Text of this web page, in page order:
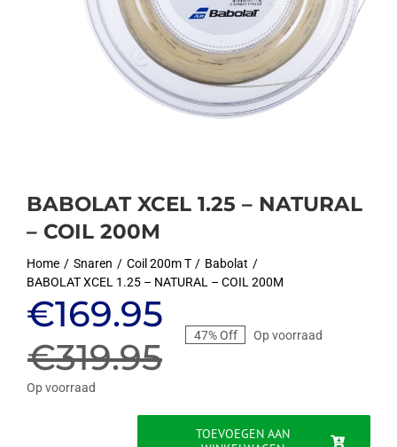
BABOLAT XCEL 1.25 – NATURAL
– COIL 200M
Home Snaren Coil 200m T
Babolat
BABOLAT XCEL 1.25 – NATURAL – COIL 200M
€319.95
Oorspronkelijke
prijs
was:
€169.95
Huidige
prijs
is:
47% Off Op voorraad
Op voorraad
TOEVOEGEN AAN